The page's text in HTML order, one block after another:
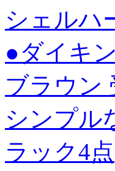
シェルハ
●ダイキ
ブラウン
シンプル
ラック4点